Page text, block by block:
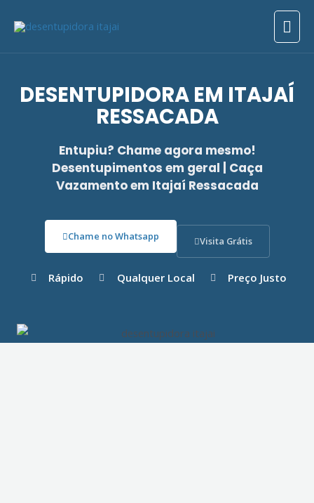
para
DESENTUPIDORA EM ITAJAÍ
RESSACADA
Entupiu? Chame agora mesmo!
Desentupimentos em geral | Caça
Vazamento em Itajaí Ressacada
Chame no Whatsapp Visita Grátis
Rápido Qualquer Local Preço Justo